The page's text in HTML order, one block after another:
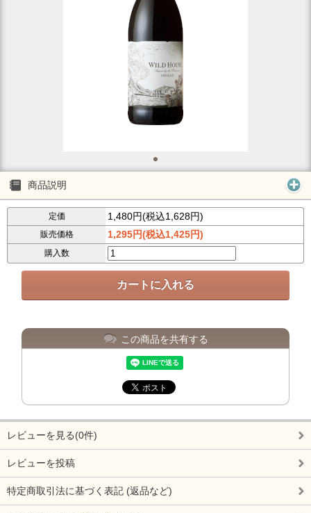
商品説明
定価 1,480円(税込1,628円)
販売価格 1,295円(税込1,425円)
購入数
この商品を共有する
レビューを見る(0件)
レビューを投稿
特定商取引法に基づく表記 (返品など)